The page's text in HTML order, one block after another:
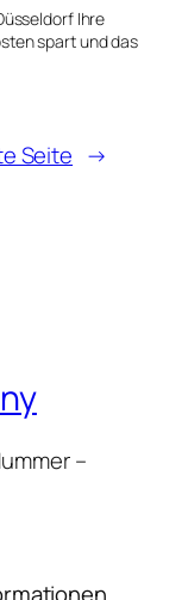
Ihre
spart und das
Seite →
–